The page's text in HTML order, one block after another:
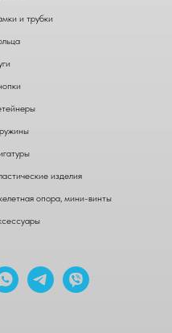
и трубки
изделия
опора, мини-винты